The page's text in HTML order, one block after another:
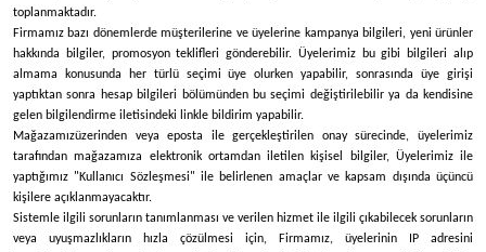
toplanmaktadır.
Firmamız bazı dönemlerde müşterilerine ve üyelerine kampanya bilgileri, yeni ürünler
hakkında bilgiler, promosyon teklifleri gönderebilir. Üyelerimiz bu gibi bilgileri alıp
almama konusunda her türlü seçimi üye olurken yapabilir, sonrasında üye girişi
yaptıktan sonra hesap bilgileri bölümünden bu seçimi değiştirilebilir ya da kendisine
gelen bilgilendirme iletisindeki linkle bildirim yapabilir.
Mağazamızüzerinden veya eposta ile gerçekleştirilen onay sürecinde, üyelerimiz
tarafından mağazamıza elektronik ortamdan iletilen kişisel bilgiler, Üyelerimiz ile
yaptığımız "Kullanıcı Sözleşmesi" ile belirlenen amaçlar ve kapsam dışında üçüncü
kişilere açıklanmayacaktır.
Sistemle ilgili sorunların tanımlanması ve verilen hizmet ile ilgili çıkabilecek sorunların
veya uyuşmazlıkların hızla çözülmesi için, Firmamız, üyelerinin IP adresini